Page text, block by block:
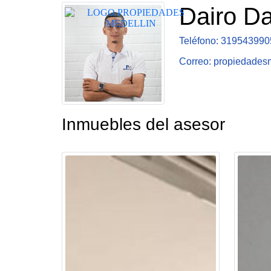
Dairo
Teléfono:
Correo:
Inmuebles del asesor